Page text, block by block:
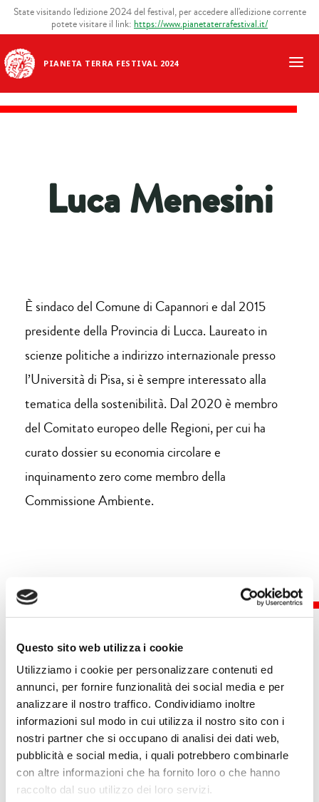
Questo sito web utilizza i cookie
Utilizziamo i cookie per personalizzare contenuti ed
annunci, per fornire funzionalità dei social media e per
analizzare il nostro traffico. Condividiamo inoltre
informazioni sul modo in cui utilizza il nostro sito con i
nostri partner che si occupano di analisi dei dati web,
pubblicità e social media, i quali potrebbero combinarle
con altre informazioni che ha fornito loro o che hanno
raccolto dal suo utilizzo dei loro servizi.
PIANETA TERRA FESTIVAL 2024
State visitando l'edizione 2024 del festival, per accedere all'edizione corrente
potete visitare il link: https://www.pianetaterrafestival.it/
Luca Menesini
È sindaco del Comune di Capannori e dal 2015
presidente della Provincia di Lucca. Laureato in
scienze politiche a indirizzo internazionale presso
l’Università di Pisa, si è sempre interessato alla
tematica della sostenibilità. Dal 2020 è membro
del Comitato europeo delle Regioni, per cui ha
curato dossier su economia circolare e
inquinamento zero come membro della
Commissione Ambiente.
Eventi
5 ottobre |17.30 | Chiesa di San Francesco
INAUGURAZIONE
conEva Giovannini